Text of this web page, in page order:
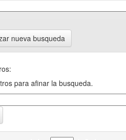
nueva busqueda
para afinar la busqueda.